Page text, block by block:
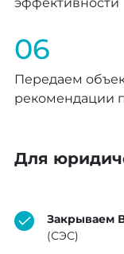
06
Передаем
рекомендации
Для
Закрываем
(СЭС)